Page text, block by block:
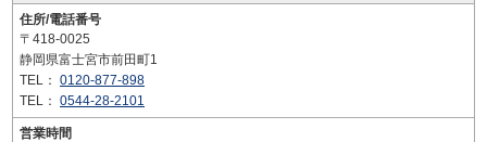
住所/電話番号
〒418-0025
静岡県富士宮市前田町1
TEL： 0120-877-898
TEL： 0544-28-2101
営業時間